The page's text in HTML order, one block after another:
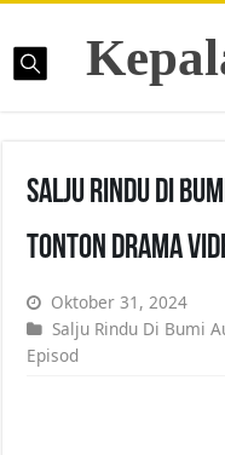
Salju Rindu Di
Tonton Drama
Oktober 31, 2024
Salju Rindu Di Bumi
Episod